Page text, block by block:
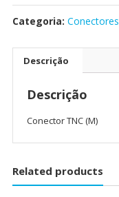
Categoria: Conectores
Descrição
Descrição
Conector TNC (M)
Related products